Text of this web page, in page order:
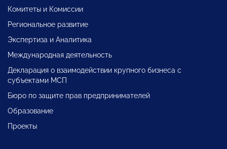
Комитеты и Комиссии
Региональное развитие
Экспертиза и Аналитика
Международная деятельность
Декларация о взаимодействии крупного бизнеса с
субъектами МСП
Бюро по защите прав предпринимателей
Образование
Проекты